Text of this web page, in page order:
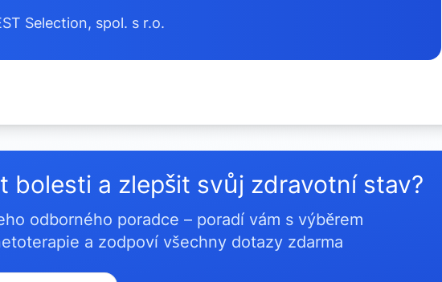
Selection, spol. s r.o.
bolesti a zlepšit svůj zdravotní stav?
odborného poradce – poradí vám s výběrem
a zodpoví všechny dotazy zdarma